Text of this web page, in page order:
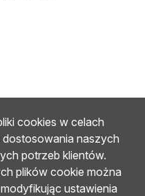
cookies w celach
naszych
potrzeb klientów.
plików cookie można
ustawienia